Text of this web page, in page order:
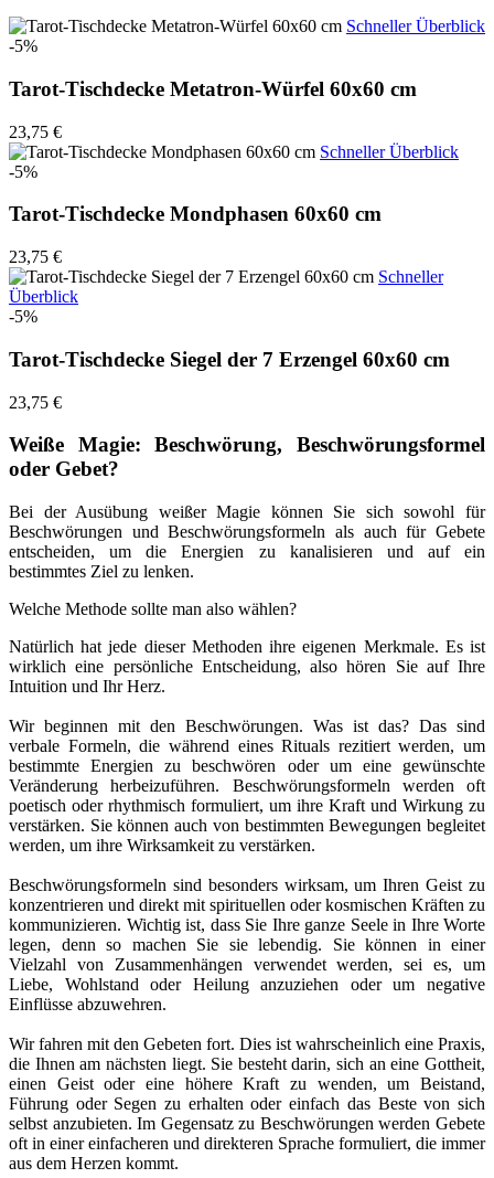
Schneller Überblick
-5%
Tarot-Tischdecke Metatron-Würfel 60x60 cm
23,75 €
Schneller Überblick
-5%
Tarot-Tischdecke Mondphasen 60x60 cm
23,75 €
Schneller
Überblick
-5%
Tarot-Tischdecke Siegel der 7 Erzengel 60x60 cm
23,75 €
Weiße Magie: Beschwörung, Beschwörungsformel
oder Gebet?
Bei der Ausübung weißer Magie können Sie sich sowohl für
Beschwörungen und Beschwörungsformeln als auch für Gebete
entscheiden, um die Energien zu kanalisieren und auf ein
bestimmtes Ziel zu lenken.
Welche Methode sollte man also wählen?
Natürlich hat jede dieser Methoden ihre eigenen Merkmale. Es ist
wirklich eine persönliche Entscheidung, also hören Sie auf Ihre
Intuition und Ihr Herz.
Wir beginnen mit den Beschwörungen. Was ist das? Das sind
verbale Formeln, die während eines Rituals rezitiert werden, um
bestimmte Energien zu beschwören oder um eine gewünschte
Veränderung herbeizuführen. Beschwörungsformeln werden oft
poetisch oder rhythmisch formuliert, um ihre Kraft und Wirkung zu
verstärken. Sie können auch von bestimmten Bewegungen begleitet
werden, um ihre Wirksamkeit zu verstärken.
Beschwörungsformeln sind besonders wirksam, um Ihren Geist zu
konzentrieren und direkt mit spirituellen oder kosmischen Kräften zu
kommunizieren. Wichtig ist, dass Sie Ihre ganze Seele in Ihre Worte
legen, denn so machen Sie sie lebendig. Sie können in einer
Vielzahl von Zusammenhängen verwendet werden, sei es, um
Liebe, Wohlstand oder Heilung anzuziehen oder um negative
Einflüsse abzuwehren.
Wir fahren mit den Gebeten fort. Dies ist wahrscheinlich eine Praxis,
die Ihnen am nächsten liegt. Sie besteht darin, sich an eine Gottheit,
einen Geist oder eine höhere Kraft zu wenden, um Beistand,
Führung oder Segen zu erhalten oder einfach das Beste von sich
selbst anzubieten. Im Gegensatz zu Beschwörungen werden Gebete
oft in einer einfacheren und direkteren Sprache formuliert, die immer
aus dem Herzen kommt.